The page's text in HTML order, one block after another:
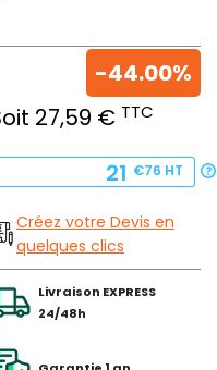
27,59 € TTC
-44.00%
21 €76 HT
Créez votre Devis en
quelques clics
Livraison EXPRESS
24/48h